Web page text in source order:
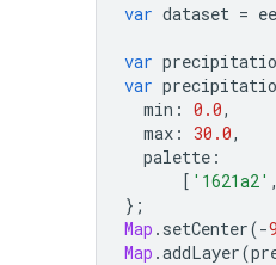
var dataset = ee
var
var
min : 0.0,
max : 30.0,
palette :
[ '1621a2' ,
};
Map . setCenter(-
Map .addLayer(